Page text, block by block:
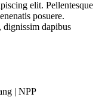
elit. Pellentesque
posuere.
dignissim dapibus
| NPP